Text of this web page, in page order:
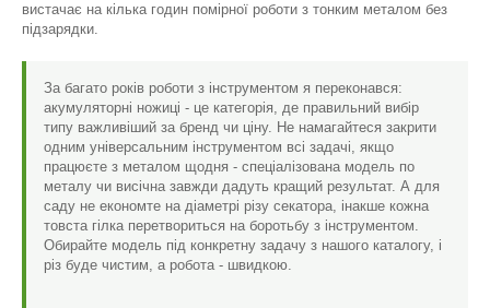
вистачає на кілька годин помірної роботи з тонким металом без
підзарядки.
За багато років роботи з інструментом я переконався:
акумуляторні ножиці - це категорія, де правильний вибір
типу важливіший за бренд чи ціну. Не намагайтеся закрити
одним універсальним інструментом всі задачі, якщо
працюєте з металом щодня - спеціалізована модель по
металу чи висічна завжди дадуть кращий результат. А для
саду не економте на діаметрі різу секатора, інакше кожна
товста гілка перетвориться на боротьбу з інструментом.
Обирайте модель під конкретну задачу з нашого каталогу, і
різ буде чистим, а робота - швидкою.